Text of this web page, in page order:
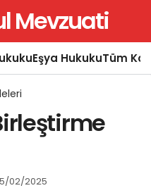
Mevzuati
Eşya HukukuTüm
02/2025